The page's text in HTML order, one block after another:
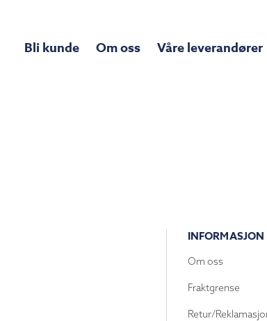
Bli kunde Om oss Våre leverandører
INFORMASJON
Om oss
Fraktgrense
Retur/